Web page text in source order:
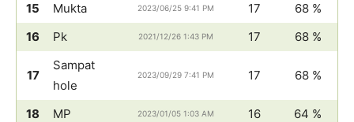
15
Mukta 2023/06/25 9:41 PM 17
68 %
16
Pk 2021/12/26 1:43 PM 17 68 %
17
Sampat
hole
2023/09/29 7:41 PM 17 68 %
18 MP 2023/01/05 1:03 AM 16 64 %